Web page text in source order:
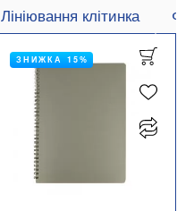
Лініювання клітинка
ЗНИЖКА 15%